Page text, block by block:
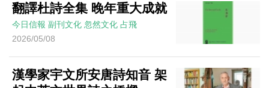
翻譯杜詩全集 晚年重大成就
今日信報 副刊文化 忽然文化 占飛
2026/05/08
漢學家宇文所安唐詩知音 架